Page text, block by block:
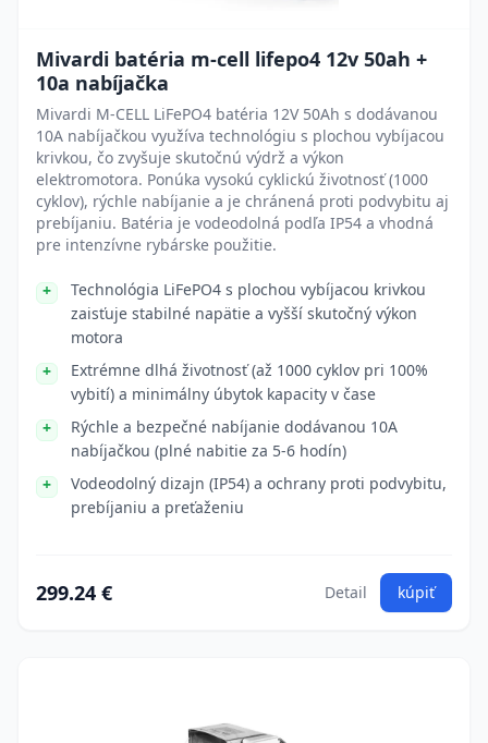
Mivardi batéria m-cell lifepo4 12v 50ah +
10a nabíjačka
Mivardi M-CELL LiFePO4 batéria 12V 50Ah s dodávanou
10A nabíjačkou využíva technológiu s plochou vybíjacou
krivkou, čo zvyšuje skutočnú výdrž a výkon
elektromotora. Ponúka vysokú cyklickú životnosť (1000
cyklov), rýchle nabíjanie a je chránená proti podvybitu aj
prebíjaniu. Batéria je vodeodolná podľa IP54 a vhodná
pre intenzívne rybárske použitie.
Technológia LiFePO4 s plochou vybíjacou krivkou
zaisťuje stabilné napätie a vyšší skutočný výkon
motora
Extrémne dlhá životnosť (až 1000 cyklov pri 100%
vybití) a minimálny úbytok kapacity v čase
Rýchle a bezpečné nabíjanie dodávanou 10A
nabíjačkou (plné nabitie za 5-6 hodín)
Vodeodolný dizajn (IP54) a ochrany proti podvybitu,
prebíjaniu a preťaženiu
299.24 € Detail kúpiť